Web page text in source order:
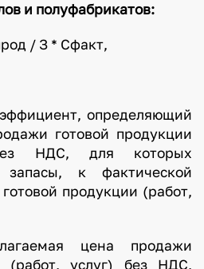
и полуфабрикатов:
/ З * Сфакт,
определяющий
готовой продукции
НДС, для которых
запасы, к фактической
продукции (работ,
цена продажи
(работ, услуг) без НДС,